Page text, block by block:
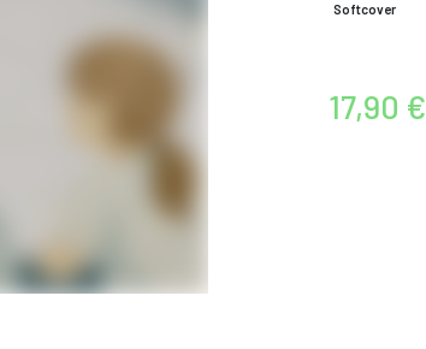
Softcover
17,90 €